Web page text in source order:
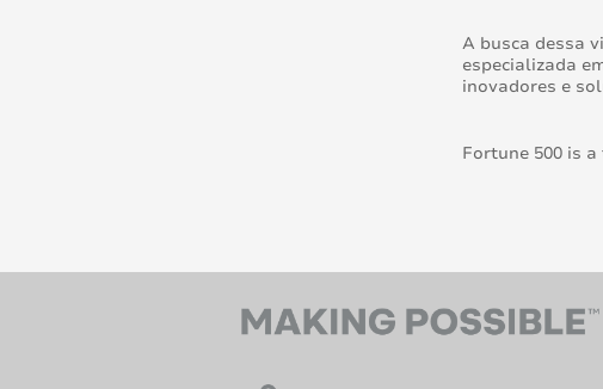
A busca dessa
especializada
inovadores e
Fortune 500 is